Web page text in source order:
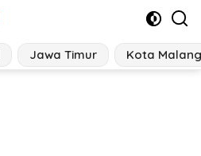
Jawa Timur Kota Malang